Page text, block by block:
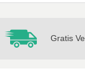
Gratis